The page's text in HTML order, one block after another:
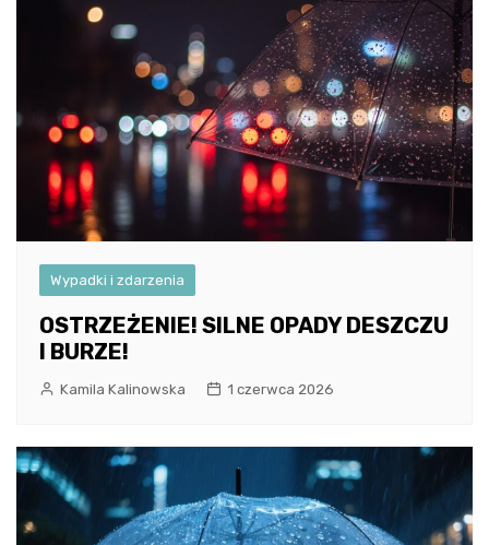
Wypadki i zdarzenia
OSTRZEŻENIE! SILNE OPADY DESZCZU
I BURZE!
Kamila Kalinowska 1 czerwca 2026